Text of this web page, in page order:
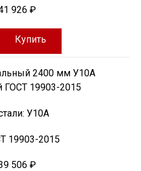
926 ₽
Купить
2400 мм У10А
ГОСТ 19903-2015
У10А
19903-2015
506 ₽